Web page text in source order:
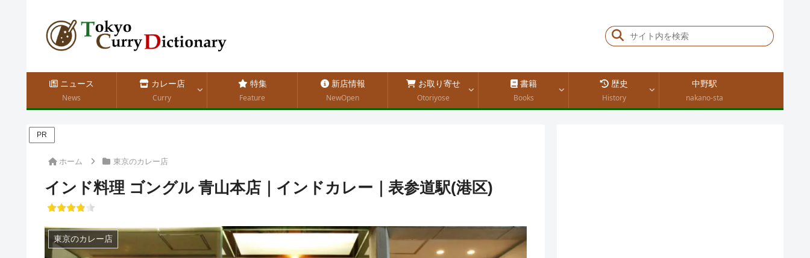
ニュース
News
カレー店
Curry
特集
Feature
新店情報
NewOpen
お取り寄せ
Otoriyose
書籍
Books
歴史
History
中野駅
nakano-sta
PR
ホーム 東京のカレー店
インド料理 ゴングル 青山本店｜インドカレー｜表参道駅(港区)
東京のカレー店